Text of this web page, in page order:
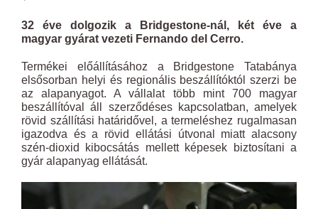
32 éve dolgozik a Bridgestone-nál, két éve a
magyar gyárat vezeti Fernando del Cerro.
Termékei előállításához a Bridgestone Tatabánya
elsősorban helyi és regionális beszállítóktól szerzi be
az alapanyagot. A vállalat több mint 700 magyar
beszállítóval áll szerződéses kapcsolatban, amelyek
rövid szállítási határidővel, a termeléshez rugalmasan
igazodva és a rövid ellátási útvonal miatt alacsony
szén-dioxid kibocsátás mellett képesek biztosítani a
gyár alapanyag ellátását.